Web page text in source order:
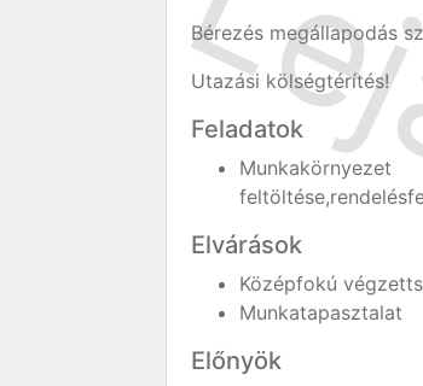
Bérezés megállapodás
Utazási kölségtérítés!
Feladatok
Elvárások
Középfokú
Munkatapasztalat
Előnyök